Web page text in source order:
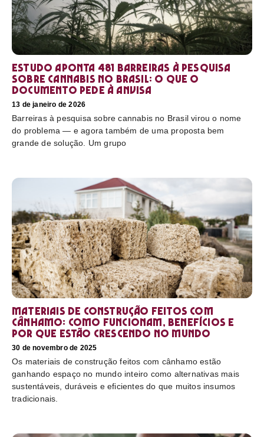
Estudo aponta 481 barreiras à pesquisa
sobre cannabis no Brasil: o que o
documento pede à Anvisa
13 de janeiro de 2026
Barreiras à pesquisa sobre cannabis no Brasil virou o nome
do problema — e agora também de uma proposta bem
grande de solução. Um grupo
Materiais de construção feitos com
cânhamo: como funcionam, benefícios e
por que estão crescendo no mundo
30 de novembro de 2025
Os materiais de construção feitos com cânhamo estão
ganhando espaço no mundo inteiro como alternativas mais
sustentáveis, duráveis e eficientes do que muitos insumos
tradicionais.